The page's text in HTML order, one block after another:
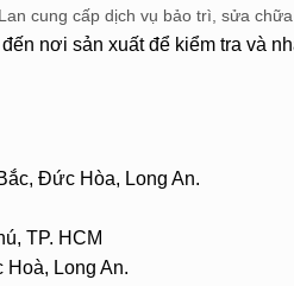
cung cấp dịch vụ bảo trì, sửa
nơi sản xuất để kiểm tra và
Đức Hòa, Long An.
TP. HCM
Long An.